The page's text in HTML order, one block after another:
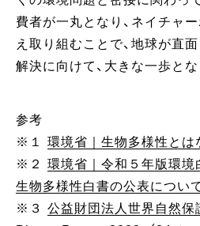
費者が一丸となり、ネイチャ
え取り組むことで、地球が直
解決に向けて、大きな一歩とな
参考
※１ 環境省｜生物多様性とは
※２ 環境省｜令和５年版環境
生物多様性白書の公表につい
※３ 公益財団法人世界自然保